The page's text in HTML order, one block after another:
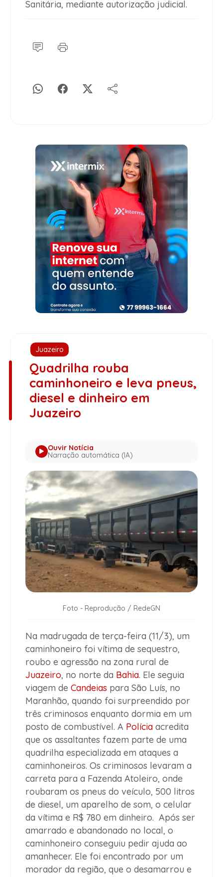
Sanitária, mediante autorização judicial.
Juazeiro
Quadrilha rouba
caminhoneiro e leva pneus,
diesel e dinheiro em
Juazeiro
Ouvir Notícia
Narração automática (IA)
Foto - Reprodução / RedeGN
Na madrugada de terça-feira (11/3), um
caminhoneiro foi vítima de sequestro,
roubo e agressão na zona rural de
Juazeiro, no norte da Bahia. Ele seguia
viagem de Candeias para São Luís, no
Maranhão, quando foi surpreendido por
três criminosos enquanto dormia em um
posto de combustível. A Polícia acredita
que os assaltantes fazem parte de uma
quadrilha especializada em ataques a
caminhoneiros. Os criminosos levaram a
carreta para a Fazenda Atoleiro, onde
roubaram os pneus do veículo, 500 litros
de diesel, um aparelho de som, o celular
da vítima e R$ 780 em dinheiro. Após ser
amarrado e abandonado no local, o
caminhoneiro conseguiu pedir ajuda ao
amanhecer. Ele foi encontrado por um
morador da região, que o desamarrou e